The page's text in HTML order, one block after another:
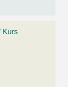
Kurs